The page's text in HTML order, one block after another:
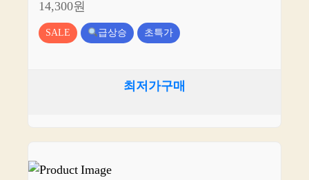
14,300원
SALE 급상승 초특가
최저가구매